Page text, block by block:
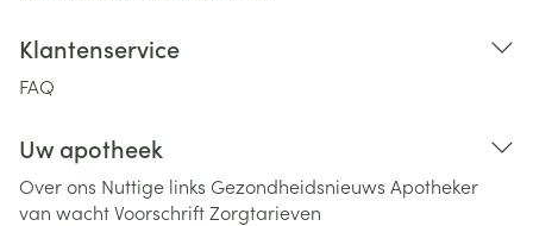
Klantenservice
FAQ
Uw apotheek
Over ons Nuttige links Gezondheidsnieuws Apotheker
van wachtVoorschriftZorgtarieven